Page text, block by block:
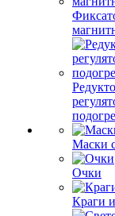
Маски
Очки
Краги